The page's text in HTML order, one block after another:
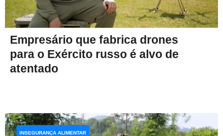
Empresário que fabrica drones
para o Exército russo é alvo de
atentado
INSEGURANÇA ALIMENTAR